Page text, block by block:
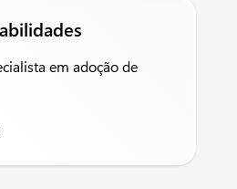
em adoção de